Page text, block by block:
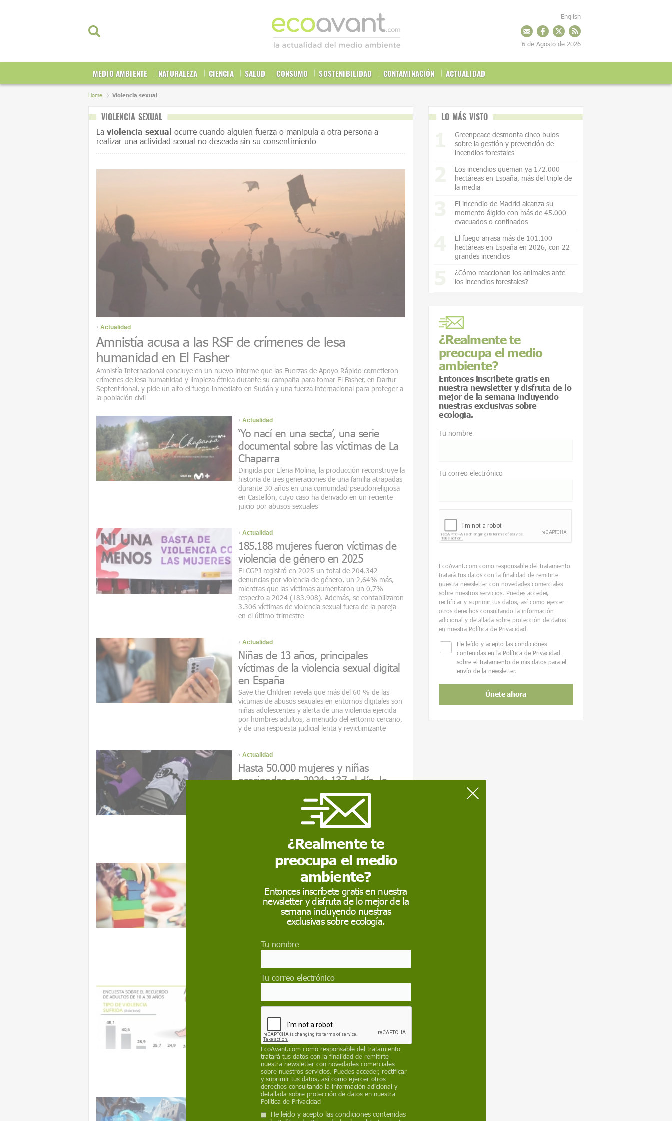
MEDIO AMBIENTE NATURALEZA CIENCIA SALUD CONSUMO SOSTENIBILIDAD CONTAMINACIÓN ACTUALIDAD
English
6 de Agosto de 2026
Home Violencia sexual
VIOLENCIA SEXUAL
La violencia sexual ocurre cuando alguien fuerza o manipula a otra persona a
realizar una actividad sexual no deseada sin su consentimiento
Actualidad
Amnistía acusa a las RSF de crímenes de lesa
humanidad en El Fasher
Amnistía Internacional concluye en un nuevo informe que las Fuerzas de Apoyo Rápido cometieron
crímenes de lesa humanidad y limpieza étnica durante su campaña para tomar El Fasher, en Darfur
Septentrional, y pide un alto el fuego inmediato en Sudán y una fuerza internacional para proteger a
la población civil
Actualidad
‘Yo nací en una secta’, una serie
documental sobre las víctimas de La
Chaparra
Dirigida por Elena Molina, la producción reconstruye la
historia de tres generaciones de una familia atrapadas
durante 30 años en una comunidad pseudorreligiosa
en Castellón, cuyo caso ha derivado en un reciente
juicio por abusos sexuales
Actualidad
185.188 mujeres fueron víctimas de
violencia de género en 2025
El CGPJ registró en 2025 un total de 204.342
denuncias por violencia de género, un 2,64% más,
mientras que las víctimas aumentaron un 0,7%
respecto a 2024 (183.908). Además, se contabilizaron
3.306 víctimas de violencia sexual fuera de la pareja
en el último trimestre
Actualidad
Niñas de 13 años, principales
víctimas de la violencia sexual digital
en España
Save the Children revela que más del 60 % de las
víctimas de abusos sexuales en entornos digitales son
niñas adolescentes y alerta de una violencia ejercida
por hombres adultos, a menudo del entorno cercano,
y de una respuesta judicial lenta y revictimizante
Actualidad
Hasta 50.000 mujeres y niñas
asesinadas en 2024: 137 al día, la
mayoría en sus hogares
"El hogar es el lugar más peligroso para mujeres y
niñas", dado que el 60% de las víctimas de feminicidio
en 2024 murieron a manos de su pareja o familiares,
urgencia de políticas de prevención
Día Mundial para Prevenir la
Explotación, los Abusos y la Violencia
Sexuales contra los Niños 2025
El Día Mundial para Prevenir la Explotación, los
Abusos y la Violencia Sexuales contra los Niños y
noviembre, con el objetivo de concienciar sobre la
Violencia contra niñas, niños y
Casi la mitad de los jóvenes en España han sufrido
violencia psicológica y más de un tercio violencia física
o sexual durante su infancia y adolescencia, con
consecuencias que a menudo persisten en la vida
Actualidad
¿Está mi hijo hablando con un
LO MÁS VISTO
Greenpeace desmonta cinco bulos
sobre la gestión y prevención de
incendios forestales
Los incendios queman ya 172.000
hectáreas en España, más del triple de
la media
El incendio de Madrid alcanza su
momento álgido con más de 45.000
evacuados o confinados
El fuego arrasa más de 101.100
hectáreas en España en 2026, con 22
grandes incendios
¿Cómo reaccionan los animales ante
los incendios forestales?
¿Realmente te
preocupa el medio
ambiente?
Entonces inscríbete gratis en
nuestra newsletter y disfruta de lo
mejor de la semana incluyendo
nuestras exclusivas sobre
ecología.
Tu nombre
Tu correo electrónico
EcoAvant.com como responsable del tratamiento
tratará tus datos con la finalidad de remitirte
nuestra newsletter con novedades comerciales
sobre nuestros servicios. Puedes acceder,
rectificar y suprimir tus datos, así como ejercer
otros derechos consultando la información
adicional y detallada sobre protección de datos
en nuestra Política de Privacidad
He leído y acepto las condiciones
contenidas en la Política de Privacidad
sobre el tratamiento de mis datos para el
envío de la newsletter.
¿Realmente te
preocupa el medio
ambiente?
Entonces inscríbete gratis en nuestra
newsletter y disfruta de lo mejor de la
semana incluyendo nuestras
exclusivas sobre ecología.
Tu nombre
Tu correo electrónico
EcoAvant.com como responsable del tratamiento
tratará tus datos con la finalidad de remitirte
nuestra newsletter con novedades comerciales
sobre nuestros servicios. Puedes acceder, rectificar
y suprimir tus datos, así como ejercer otros
derechos consultando la información adicional y
detallada sobre protección de datos en nuestra
Política de Privacidad
He leído y acepto las condiciones contenidas